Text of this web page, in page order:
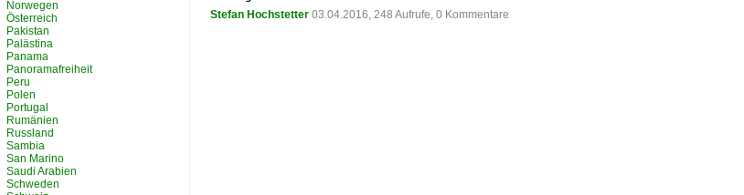
Stefan Hochstetter 03.04.2016, 248 Aufrufe, 0 Kommentare
Norwegen
Österreich
Pakistan
Palästina
Panama
Panoramafreiheit
Peru
Polen
Portugal
Rumänien
Russland
Sambia
San Marino
Saudi Arabien
Schweden